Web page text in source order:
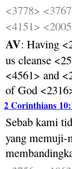
<3778>
<4151>
AV: Having
us cleanse
<4561> and
of God
2 Corinthians
Sebab kami
yang memuji-